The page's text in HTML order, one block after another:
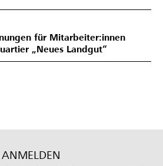
für Mitarbeiter:innen
„Neues Landgut“
ANMELDEN